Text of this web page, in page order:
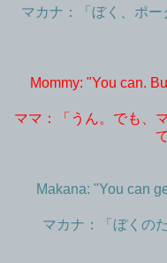
マカナ：「ぼく、ポ
Mommy: "You can.
ママ：「うん。でも、
Makana: "You can
マカナ：「ぼくの